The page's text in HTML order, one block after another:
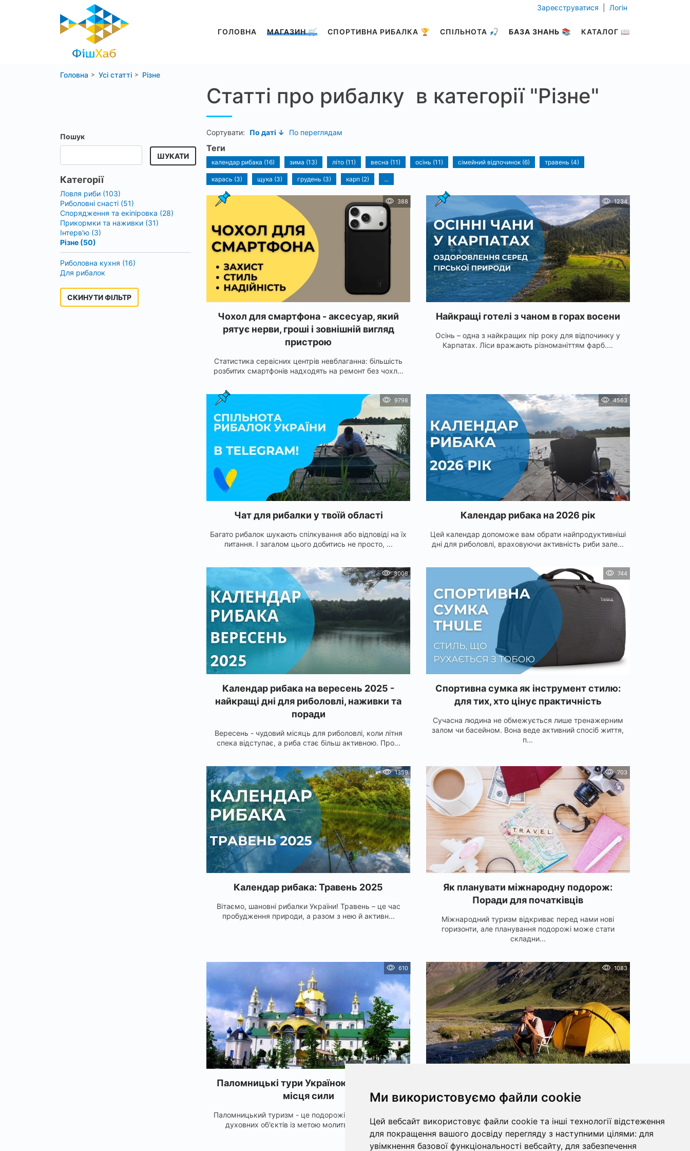
Ми використовуємо файли cookie
Цей вебсайт використовує файли cookie та інші технології відстеження
для покращення вашого досвіду перегляду з наступними цілями: для
увімкнення базової функціональності вебсайту, для забезпечення
ГОЛОВНА МАГАЗИН 🛒 СПОРТИВНА РИБАЛКА 🏆 СПІЛЬНОТА 🎣 БАЗА ЗНАНЬ 📚 КАТАЛОГ 📖
Зареєструватися Логін
Головна Усі статті Різне
Пошук
ШУКАТИ
Категорії
Ловля риби (103)
Риболовні снасті (51)
Спорядження та екіпіровка (28)
Прикормки та наживки (31)
Інтерв'ю (3)
Різне (50)
Риболовна кухня (16)
Для рибалок
СКИНУТИ ФІЛЬТР
Статті про рибалку в категорії "Різне"
Сортувати: По даті ↓ По переглядам
Теги
календар рибака (16) зима (13) літо (11) весна (11) осінь (11) сімейний відпочинок (6) травень (4)
карась (3) щука (3) грудень (3) карп (2) ...
388
Чохол для смартфона - аксесуар, який
рятує нерви, гроші і зовнішній вигляд
пристрою
Статистика сервісних центрів невблаганна: більшість
розбитих смартфонів надходять на ремонт без чохл...
1234
Найкращі готелі з чаном в горах восени
Осінь – одна з найкращих пір року для відпочинку у
Карпатах. Ліси вражають різноманіттям фарб....
9798
Чат для рибалки у твоїй області
Багато рибалок шукають спілкування або відповіді на їх
питання. І загалом цього добитись не просто, ...
4563
Календар рибака на 2026 рік
Цей календар допоможе вам обрати найпродуктивніші
дні для риболовлі, враховуючи активність риби зале...
3008
Календар рибака на вересень 2025 -
найкращі дні для риболовлі, наживки та
поради
Вересень - чудовий місяць для риболовлі, коли літня
спека відступає, а риба стає більш активною. Про...
744
Спортивна сумка як інструмент стилю:
для тих, хто цінує практичність
Сучасна людина не обмежується лише тренажерним
залом чи басейном. Вона веде активний спосіб життя,
п...
1359
Календар рибака: Травень 2025
Вітаємо, шановні рибалки України! Травень – це час
пробудження природи, а разом з нею й активн...
703
Як планувати міжнародну подорож:
Поради для початківців
Міжнародний туризм відкриває перед нами нові
горизонти, але планування подорожі може стати
складни...
610
Паломницькі тури Україною: святині та
місця сили
Паломницький туризм - це подорожі до релігійних та
духовних об'єктів із метою молитви, отриман...
1083
для Дня туризму
подорожей та відкриттів, досліджуючи мальовнич...